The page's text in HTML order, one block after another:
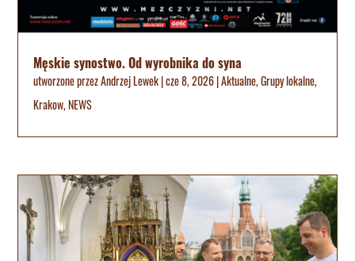
Męskie synostwo. Od wyrobnika do syna
utworzone przezAndrzej Lewek|cze 8, 2026|Aktualne,Grupy lokalne,
Krakow,NEWS